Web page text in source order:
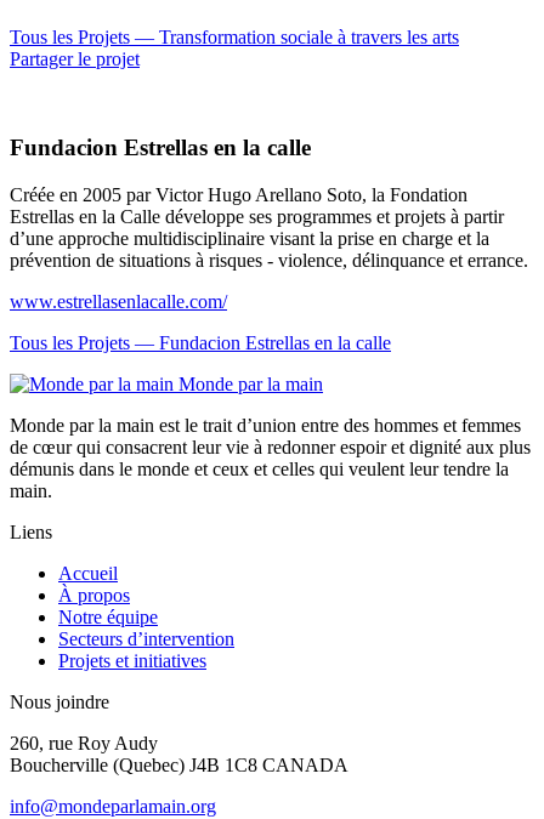
Tous les Projets — Transformation sociale à travers les arts
Partager le projet
Fundacion Estrellas en la calle
Créée en 2005 par Victor Hugo Arellano Soto, la Fondation
Estrellas en la Calle développe ses programmes et projets à partir
d’une approche multidisciplinaire visant la prise en charge et la
prévention de situations à risques - violence, délinquance et errance.
www.estrellasenlacalle.com/
Tous les Projets — Fundacion Estrellas en la calle
Monde par la main
Monde par la main est le trait d’union entre des hommes et femmes
de cœur qui consacrent leur vie à redonner espoir et dignité aux plus
démunis dans le monde et ceux et celles qui veulent leur tendre la
main.
Liens
Accueil
À propos
Notre équipe
Secteurs d’intervention
Projets et initiatives
Nous joindre
260, rue Roy Audy
Boucherville (Quebec) J4B 1C8 CANADA
info@mondeparlamain.org